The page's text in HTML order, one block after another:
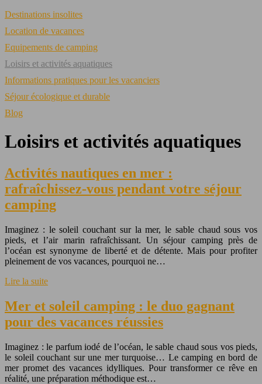
Destinations insolites
Location de vacances
Equipements de camping
Loisirs et activités aquatiques
Informations pratiques pour les vacanciers
Séjour écologique et durable
Blog
Loisirs et activités aquatiques
Activités nautiques en mer :
rafraîchissez-vous pendant votre séjour
camping
Imaginez : le soleil couchant sur la mer, le sable chaud sous vos
pieds, et l’air marin rafraîchissant. Un séjour camping près de
l’océan est synonyme de liberté et de détente. Mais pour profiter
pleinement de vos vacances, pourquoi ne…
Lire la suite
Mer et soleil camping : le duo gagnant
pour des vacances réussies
Imaginez : le parfum iodé de l’océan, le sable chaud sous vos pieds,
le soleil couchant sur une mer turquoise… Le camping en bord de
mer promet des vacances idylliques. Pour transformer ce rêve en
réalité, une préparation méthodique est…